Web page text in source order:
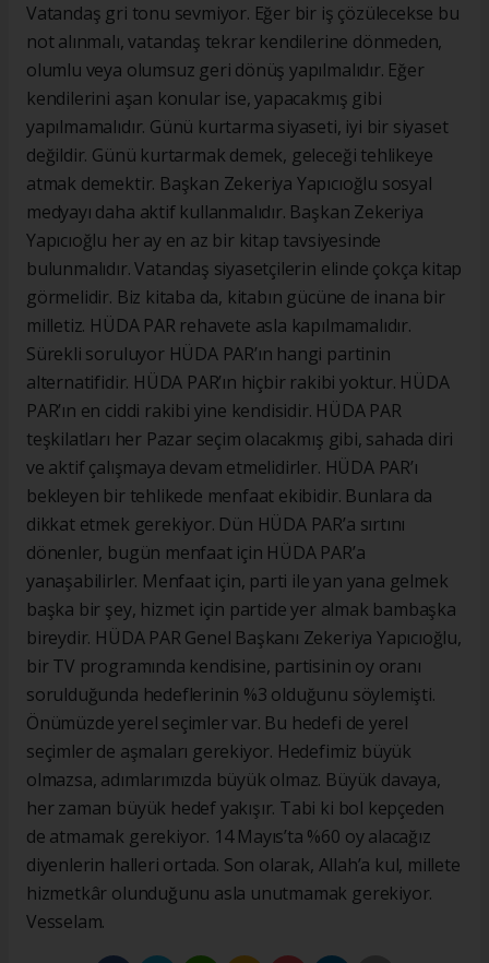
Vatandaş gri tonu sevmiyor. Eğer bir iş çözülecekse bu
not alınmalı, vatandaş tekrar kendilerine dönmeden,
olumlu veya olumsuz geri dönüş yapılmalıdır. Eğer
kendilerini aşan konular ise, yapacakmış gibi
yapılmamalıdır. Günü kurtarma siyaseti, iyi bir siyaset
değildir. Günü kurtarmak demek, geleceği tehlikeye
atmak demektir. Başkan Zekeriya Yapıcıoğlu sosyal
medyayı daha aktif kullanmalıdır. Başkan Zekeriya
Yapıcıoğlu her ay en az bir kitap tavsiyesinde
bulunmalıdır. Vatandaş siyasetçilerin elinde çokça kitap
görmelidir. Biz kitaba da, kitabın gücüne de inana bir
milletiz. HÜDA PAR rehavete asla kapılmamalıdır.
Sürekli soruluyor HÜDA PAR’ın hangi partinin
alternatifidir. HÜDA PAR’ın hiçbir rakibi yoktur. HÜDA
PAR’ın en ciddi rakibi yine kendisidir. HÜDA PAR
teşkilatları her Pazar seçim olacakmış gibi, sahada diri
ve aktif çalışmaya devam etmelidirler. HÜDA PAR’ı
bekleyen bir tehlikede menfaat ekibidir. Bunlara da
dikkat etmek gerekiyor. Dün HÜDA PAR’a sırtını
dönenler, bugün menfaat için HÜDA PAR’a
yanaşabilirler. Menfaat için, parti ile yan yana gelmek
başka bir şey, hizmet için partide yer almak bambaşka
bireydir. HÜDA PAR Genel Başkanı Zekeriya Yapıcıoğlu,
bir TV programında kendisine, partisinin oy oranı
sorulduğunda hedeflerinin %3 olduğunu söylemişti.
Önümüzde yerel seçimler var. Bu hedefi de yerel
seçimler de aşmaları gerekiyor. Hedefimiz büyük
olmazsa, adımlarımızda büyük olmaz. Büyük davaya,
her zaman büyük hedef yakışır. Tabi ki bol kepçeden
de atmamak gerekiyor. 14 Mayıs’ta %60 oy alacağız
diyenlerin halleri ortada. Son olarak, Allah’a kul, millete
hizmetkâr olunduğunu asla unutmamak gerekiyor.
Vesselam.